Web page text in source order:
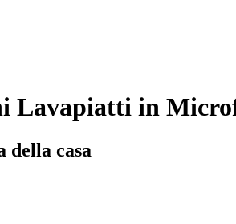
Lavapiatti in
della casa